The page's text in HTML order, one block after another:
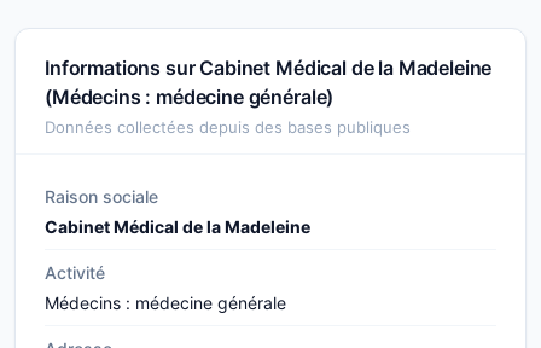
Informations sur Cabinet Médical de la Madeleine
(Médecins : médecine générale)
Données collectées depuis des bases publiques
Raison sociale
Cabinet Médical de la Madeleine
Activité
Médecins : médecine générale